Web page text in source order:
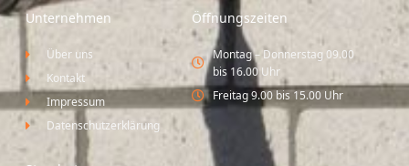
Unternehmen
Über uns
Kontakt
Impressum
Datenschutzerklärung
Öffnungszeiten
Montag – Donnerstag 09.00
bis 16.00 Uhr
Freitag 9.00 bis 15.00 Uhr